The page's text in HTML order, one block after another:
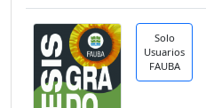
Solo
Usuarios
FAUBA